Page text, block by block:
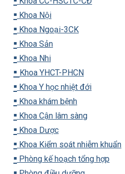
▪️ Khoa Nội
▪️ Khoa Ngoại-3CK
▪️ Khoa Sản
▪️ Khoa Nhi
▪️ Khoa YHCT-PHCN
▪️ Khoa Y học nhiệt đới
▪️ Khoa khám bệnh
▪️ Khoa Cận lâm sàng
▪️ Khoa Dược
▪️ Khoa Kiểm soát nhiễm khuẩn
▪️ Phòng kế hoạch tổng hợp